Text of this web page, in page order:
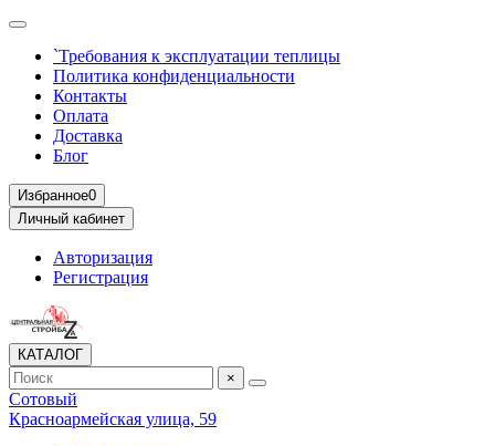
`Требования к эксплуатации теплицы
Политика конфиденциальности
Контакты
Оплата
Доставка
Блог
Избранное0
Личный кабинет
Авторизация
Регистрация
КАТАЛОГ
×
Сотовый
Красноармейская улица, 59